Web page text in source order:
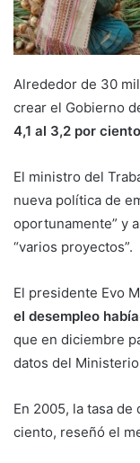
Alrededor de 30
crear el Gobierno
4,1 al 3,2 por ciento
El ministro del
nueva política de
oportunamente” y
“varios proyectos”.
El presidente Evo
el desempleo
que en diciembre
datos del
En 2005, la tasa
ciento, reseñó el